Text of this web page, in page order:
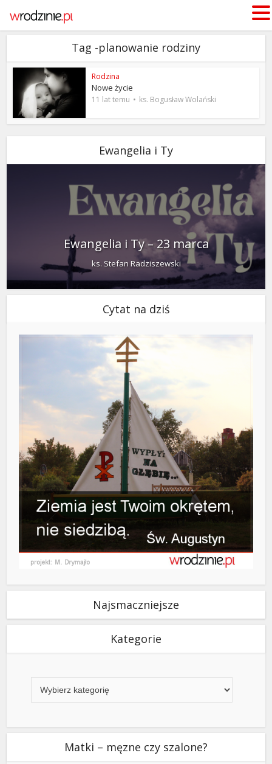
Tag -planowanie rodziny
Rodzina
Nowe życie
11 lat temu ks. Bogusław Wolański
Ewangelia i Ty
Ewangelia i Ty – 23 marca
ks. Stefan Radziszewski
Cytat na dziś
Najsmaczniejsze
Kategorie
Matki – męzne czy szalone?